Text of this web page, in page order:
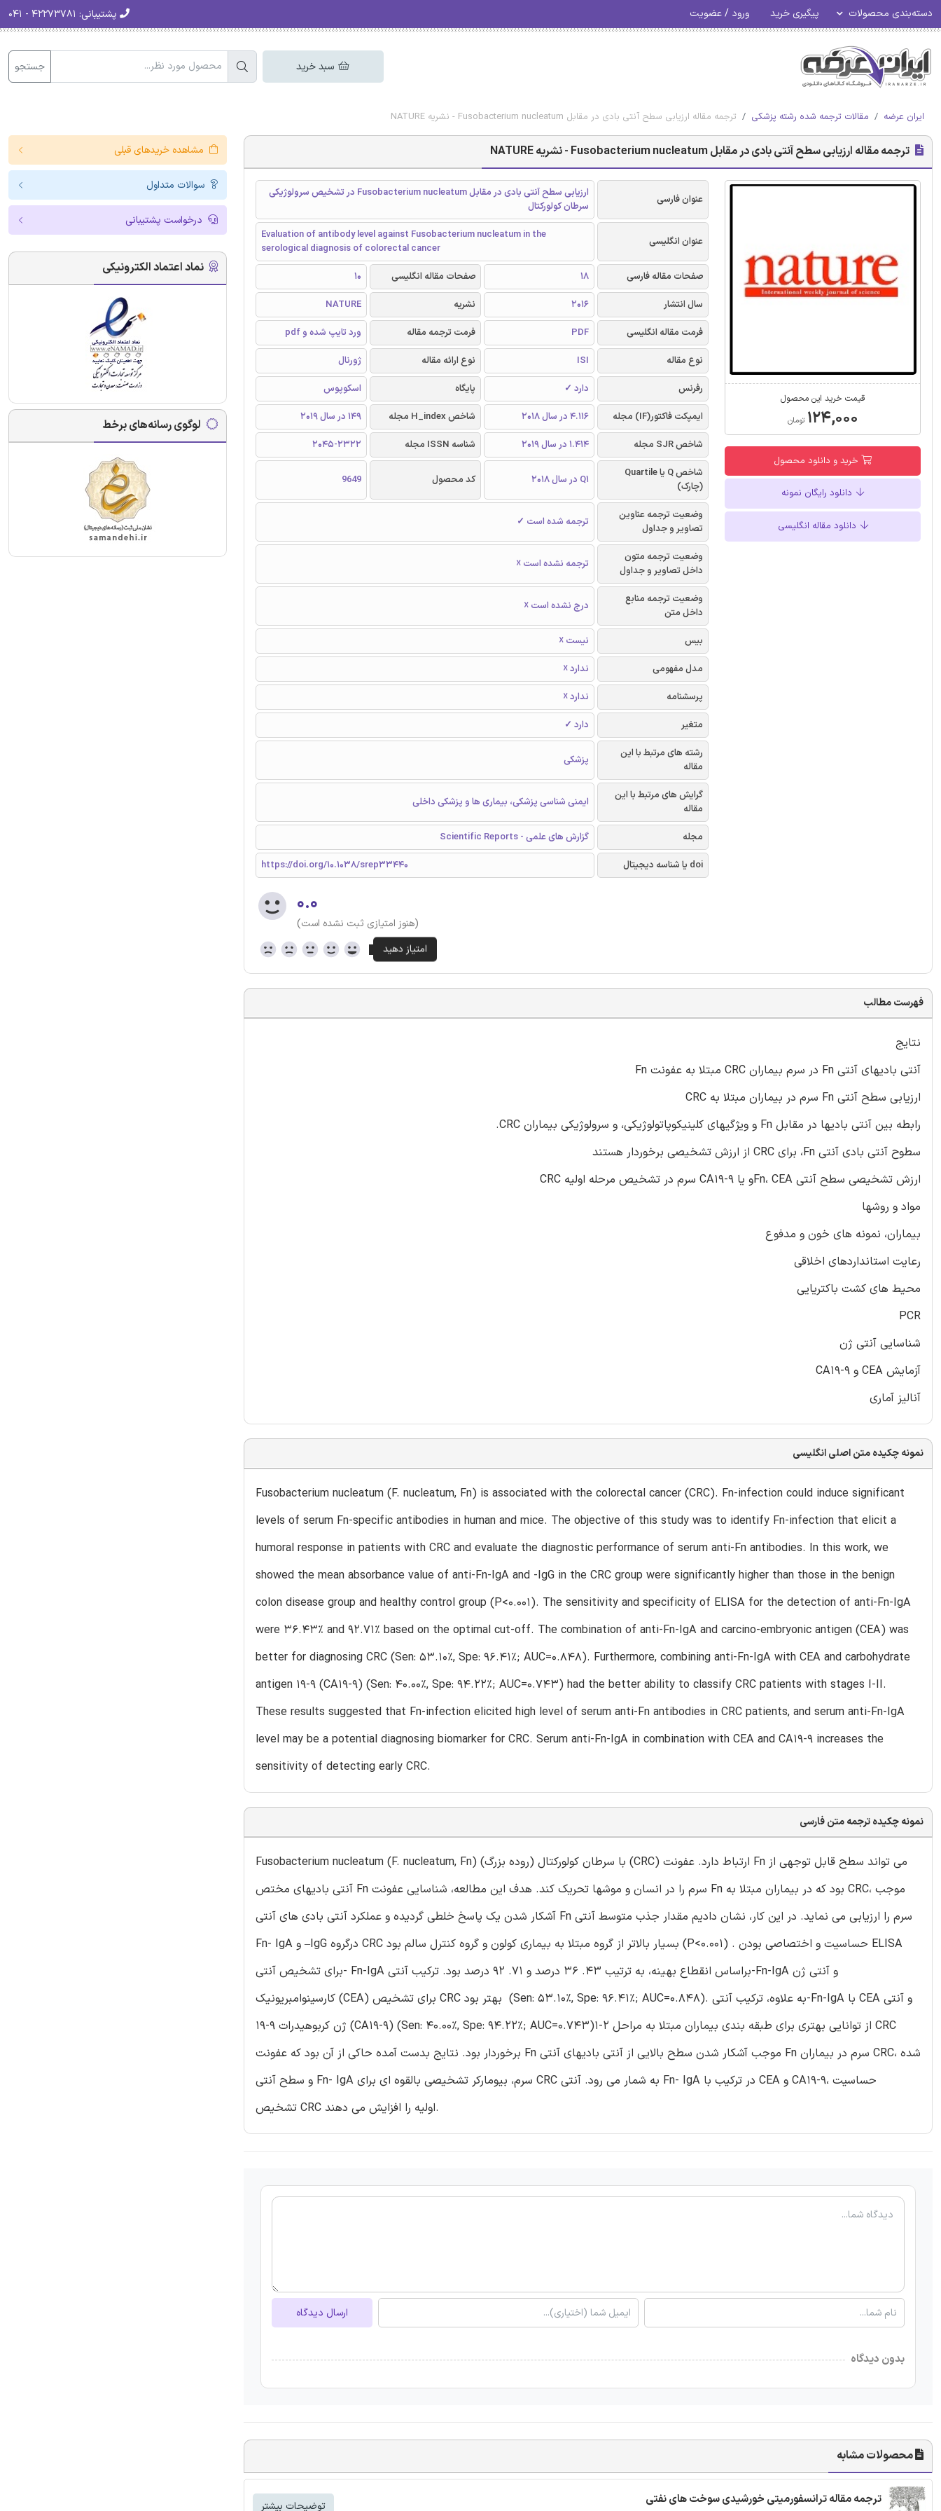
دسته‌بندی محصولات پیگیری خرید ورود / عضویت پشتیبانی:
سبد خرید جستجو
ایران عرضه مقالات ترجمه شده رشته پزشکی ترجمه مقاله ارزیابی سطح آنتی بادی در مقابل Fusobacterium nucleatum - نشریه NATURE
ترجمه مقاله ارزیابی سطح آنتی بادی در مقابل Fusobacterium nucleatum - نشریه NATURE
قیمت خرید این محصول
۱۲۴,۰۰۰ تومان
خرید و دانلود محصول
دانلود رایگان نمونه
دانلود مقاله انگلیسی
عنوان فارسی
ارزیابی سطح آنتی بادی در مقابل Fusobacterium nucleatum در تشخیص سرولوژیکی
سرطان کولورکتال
عنوان انگلیسی
Evaluation of antibody level against Fusobacterium nucleatum in the
serological diagnosis of colorectal cancer
صفحات مقاله فارسی
18 صفحات مقاله انگلیسی
10
سال انتشار
2016 نشریه
NATURE
فرمت مقاله انگلیسی
PDF فرمت ترجمه مقاله
ورد تایپ شده و pdf
نوع مقاله
ISI نوع ارائه مقاله
ژورنال
رفرنس
دارد ✓ پایگاه
اسکوپوس
ایمپکت فاکتور(IF) مجله
4.116 در سال 2018 شاخص H_index مجله
149 در سال 2019
شاخص SJR مجله
1.414 در سال 2019 شناسه ISSN مجله
2045-2322
شاخص Q یا Quartile
(چارک)
Q1 در سال 2018 کد محصول 9649
وضعیت ترجمه عناوین
تصاویر و جداول
ترجمه شده است ✓
وضعیت ترجمه متون
داخل تصاویر و جداول
ترجمه نشده است ☓
وضعیت ترجمه منابع
داخل متن
درج نشده است ☓
بیس
نیست ☓
مدل مفهومی
ندارد ☓
پرسشنامه
ندارد ☓
متغیر
دارد ✓
رشته های مرتبط با این
مقاله
پزشکی
گرایش های مرتبط با این
مقاله
ایمنی شناسی پزشکی، بیماری ها و پزشکی داخلی
مجله
گزارش های علمی - Scientific Reports
doi یا شناسه دیجیتال
https://doi.org/10.1038/srep33440
۰.۰
(هنوز امتیازی ثبت نشده است)
فهرست مطالب
نتایج
آنتی بادیهای آنتی Fn در سرم بیماران CRC مبتلا به عفونت Fn
ارزیابی سطح آنتی Fn سرم در بیماران مبتلا به CRC
رابطه بین آنتی بادیها در مقابل Fn و ویژگیهای کلینیکوپاتولوژیکی، و سرولوژیکی بیماران CRC.
سطوح آنتی بادی آنتی Fn، برای CRC از ارزش تشخیصی برخوردار هستند
ارزش تشخیصی سطح آنتی Fn، CEAو یا CA19-9 سرم در تشخیص مرحله اولیه CRC
مواد و روشها
بیماران، نمونه های خون و مدفوع
رعایت استانداردهای اخلاقی
محیط های کشت باکتریایی
PCR
شناسایی آنتی ژن
آزمایش CEA و CA19-9
آنالیز آماری
نمونه چکیده متن اصلی انگلیسی
Fusobacterium nucleatum (F. nucleatum, Fn) is associated with the colorectal cancer (CRC). Fn-infection could induce significant
levels of serum Fn-specific antibodies in human and mice. The objective of this study was to identify Fn-infection that elicit a
humoral response in patients with CRC and evaluate the diagnostic performance of serum anti-Fn antibodies. In this work, we
showed the mean absorbance value of anti-Fn-IgA and -IgG in the CRC group were significantly higher than those in the benign
colon disease group and healthy control group (P<0.001). The sensitivity and specificity of ELISA for the detection of anti-Fn-IgA
were 36.43% and 92.71% based on the optimal cut-off. The combination of anti-Fn-IgA and carcino-embryonic antigen (CEA) was
better for diagnosing CRC (Sen: 53.10%, Spe: 96.41%; AUC=0.848). Furthermore, combining anti-Fn-IgA with CEA and carbohydrate
antigen 19-9 (CA19-9) (Sen: 40.00%, Spe: 94.22%; AUC=0.743) had the better ability to classify CRC patients with stages I-II.
These results suggested that Fn-infection elicited high level of serum anti-Fn antibodies in CRC patients, and serum anti-Fn-IgA
level may be a potential diagnosing biomarker for CRC. Serum anti-Fn-IgA in combination with CEA and CA19-9 increases the
sensitivity of detecting early CRC.
نمونه چکیده ترجمه متن فارسی
Fusobacterium nucleatum (F. nucleatum, Fn) با سرطان کولورکتال (روده بزرگ) (CRC) ارتباط دارد. عفونت Fn می تواند سطح قابل توجهی از
آنتی بادیهای مختص Fn سرم را در انسان و موشها تحریک کند. هدف این مطالعه، شناسایی عفونت Fn بود که در بیماران مبتلا به CRC، موجب
آشکار شدن یک پاسخ خلطی گردیده و عملکرد آنتی بادی های آنتی Fn سرم را ارزیابی می نماید. در این کار، نشان دادیم مقدار جذب متوسط آنتی
Fn- IgA و –IgG درگروه CRC بسیار بالاتر از گروه مبتلا به بیماری کولون و گروه کنترل سالم بود (P<0.001) . حساسیت و اختصاصی بودن ELISA
برای تشخیص آنتی- Fn-IgA براساس انقطاع بهینه، به ترتیب 43. 36 درصد و 71. 92 درصد بود. ترکیب آنتی-Fn-IgA و آنتی ژن
کارسینوامبریونیک (CEA) برای تشخیص CRC بهتر بود (Sen: 53.10%, Spe: 96.41%; AUC=0.848). به علاوه، ترکیب آنتی-Fn-IgA با CEA و آنتی
ژن کربوهیدرات 9-19 (CA19-9) (Sen: 40.00%, Spe: 94.22%; AUC=0.743)از توانایی بهتری برای طبقه بندی بیماران مبتلا به مراحل 2-1 CRC
برخوردار بود. نتایج بدست آمده حاکی از آن بود که عفونت Fn موجب آشکار شدن سطح بالایی از آنتی بادیهای آنتی Fn سرم در بیماران CRC، شده
و سطح آنتی Fn- IgA سرم، بیومارکر تشخیصی بالقوه ای برای CRC به شمار می رود. آنتی Fn- IgA در ترکیب با CEA و CA19-9، حساسیت
تشخیص CRC اولیه را افزایش می دهند.
ارسال دیدگاه
بدون دیدگاه
محصولات مشابه
ترجمه مقاله ترانسفورمیتی خورشیدی سوخت های نفتی توضیحات بیشتر
مشاهده خریدهای قبلی
سوالات متداول
درخواست پشتیبانی
نماد اعتماد الکترونیکی
لوگوی رسانه‌های برخط